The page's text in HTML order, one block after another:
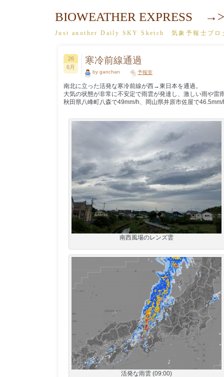
BIOWEATHER EXPRESS
Just another Daily SKY Sketch 気象予報士ブロ
26
6月
寒冷前線通過
by ganchan 予報室
南北に立った活発な寒冷前線が西→東日本を通過。
大気の状態が非常に不安定で雨雲が発達し、激しい雨や雷
秋田県八峰町八森で49mm/h、岡山県井原市佐屋で
南西風場のレンズ雲
活発な雨雲 (09:00)